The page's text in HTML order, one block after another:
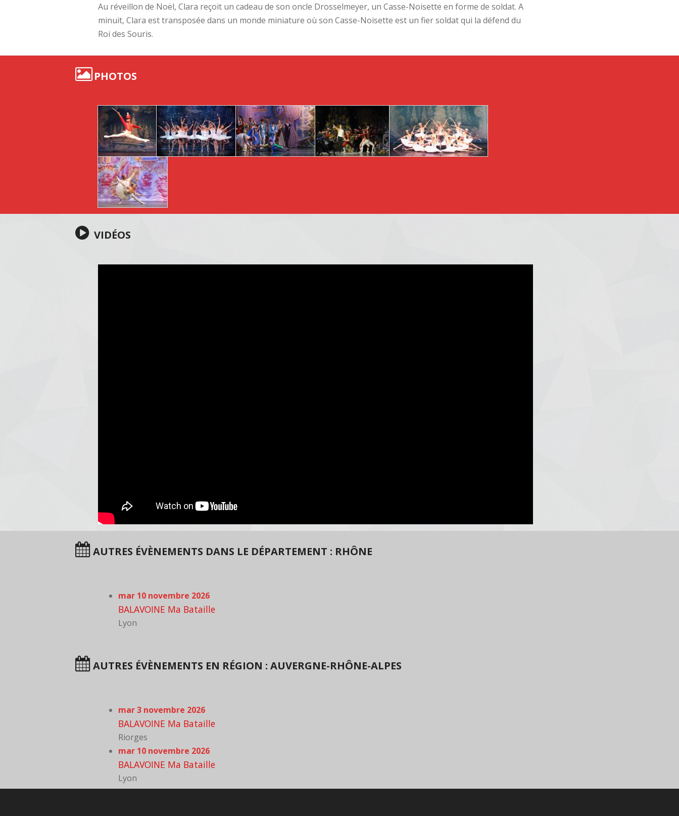
Au réveillon de Noël, Clara reçoit un cadeau de son oncle Drosselmeyer, un Casse-Noisette en forme de soldat. A
minuit, Clara est transposée dans un monde miniature où son Casse-Noisette est un fier soldat qui la défend du
Roi des Souris.
PHOTOS
VIDÉOS
AUTRES ÉVÈNEMENTS DANS LE DÉPARTEMENT : RHÔNE
mar 10 novembre 2026
BALAVOINE Ma Bataille
Lyon
AUTRES ÉVÈNEMENTS EN RÉGION : AUVERGNE-RHÔNE-ALPES
mar 3 novembre 2026
BALAVOINE Ma Bataille
Riorges
mar 10 novembre 2026
BALAVOINE Ma Bataille
Lyon